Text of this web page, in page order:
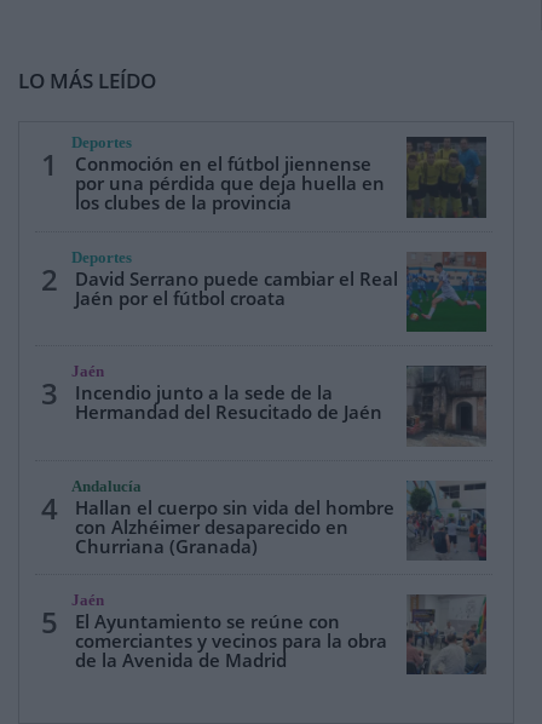
LO MÁS LEÍDO
1
Deportes
Conmoción en el fútbol jiennense
por una pérdida que deja huella en
los clubes de la provincia
2
Deportes
David Serrano puede cambiar el Real
Jaén por el fútbol croata
3
Jaén
Incendio junto a la sede de la
Hermandad del Resucitado de Jaén
4
Andalucía
Hallan el cuerpo sin vida del hombre
con Alzhéimer desaparecido en
Churriana (Granada)
5
Jaén
El Ayuntamiento se reúne con
comerciantes y vecinos para la obra
de la Avenida de Madrid